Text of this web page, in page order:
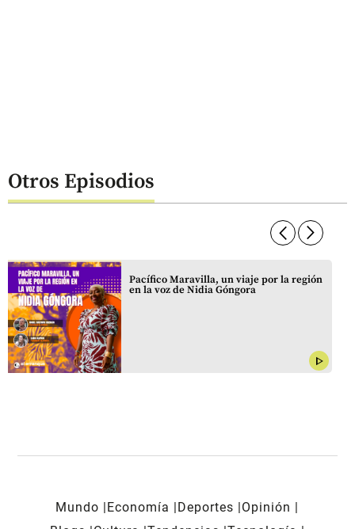
Otros Episodios
arrow_forward_ios
Pacífico Maravilla, un viaje por la región
en la voz de Nidia Góngora
play_arrow
arrow_forward_ios
Mundo Economía Deportes
Opinión